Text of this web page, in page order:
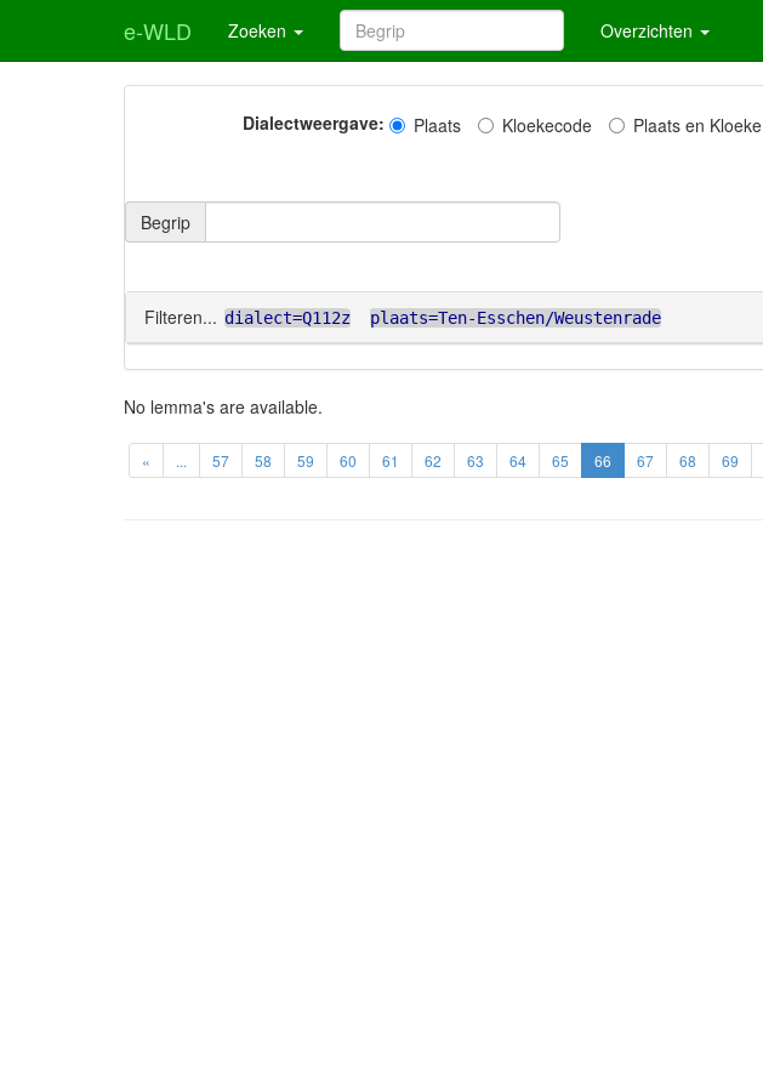
e-WLD Zoeken Overzichten
Dialectweergave: Plaats Kloekecode Plaats en Kloeke
Begrip
Filteren... dialect=Q112z plaats=Ten-Esschen/Weustenrade
No lemma's are available.
« ... 57 58 59 60 61 62 63 64 65 66 67 68 69